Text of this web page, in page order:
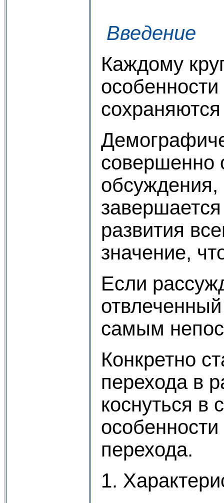
Введение
Каждому
совершенно
обсуждения,
развития
значение,
Если
самым
Конкретно
перехода в
коснуться в
перехода.
1.